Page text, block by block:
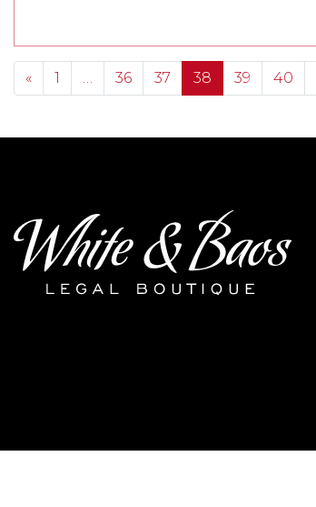
Posts navigation
« 1 … 36 37 38 39 40